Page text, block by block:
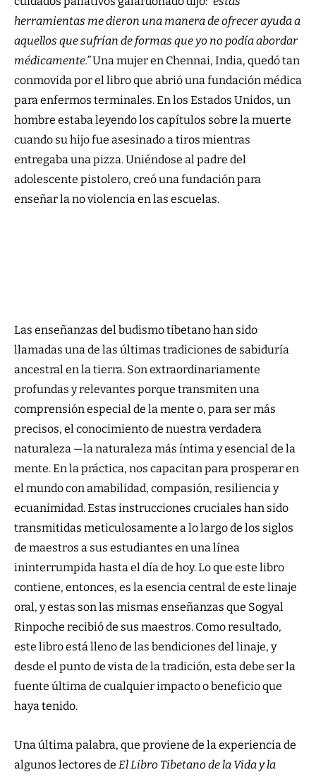
herramientas me dieron una manera de ofrecer ayuda a
aquellos que sufrían de formas que yo no podía abordar
médicamente.”Una mujer en Chennai, India, quedó tan
conmovida por el libro que abrió una fundación médica
para enfermos terminales. En los Estados Unidos, un
hombre estaba leyendo los capítulos sobre la muerte
cuando su hijo fue asesinado a tiros mientras
entregaba una pizza. Uniéndose al padre del
adolescente pistolero, creó una fundación para
enseñar la no violencia en las escuelas.
Las enseñanzas del budismo tibetano han sido
llamadas una de las últimas tradiciones de sabiduría
ancestral en la tierra. Son extraordinariamente
profundas y relevantes porque transmiten una
comprensión especial de la mente o, para ser más
precisos, el conocimiento de nuestra verdadera
naturaleza —la naturaleza más íntima y esencial de la
mente. En la práctica, nos capacitan para prosperar en
el mundo con amabilidad, compasión, resiliencia y
ecuanimidad. Estas instrucciones cruciales han sido
transmitidas meticulosamente a lo largo de los siglos
de maestros a sus estudiantes en una línea
ininterrumpida hasta el día de hoy. Lo que este libro
contiene, entonces, es la esencia central de este linaje
oral, y estas son las mismas enseñanzas que Sogyal
Rinpoche recibió de sus maestros. Como resultado,
este libro está lleno de las bendiciones del linaje, y
desde el punto de vista de la tradición, esta debe ser la
fuente última de cualquier impacto o beneficio que
haya tenido.
Una última palabra, que proviene de la experiencia de
algunos lectores de El Libro Tibetano de la Vida y la